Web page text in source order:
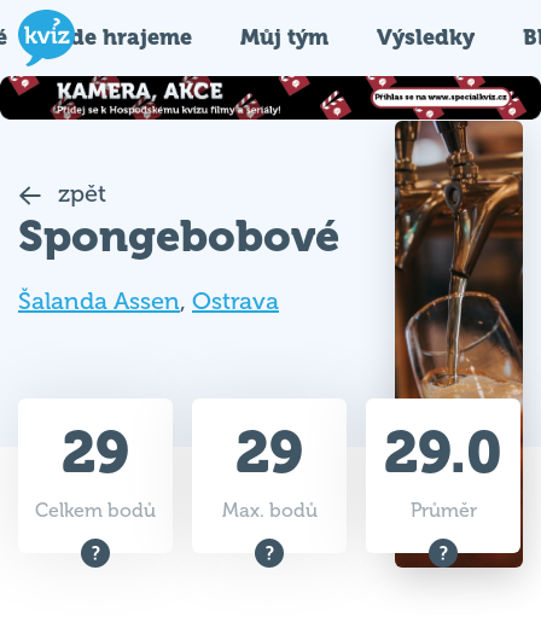
Kde hrajeme Můj tým Výsledky
zpět
Spongebobové
Šalanda Assen, Ostrava
29
Celkem bodů
29
Max. bodů
29.0
Průměr